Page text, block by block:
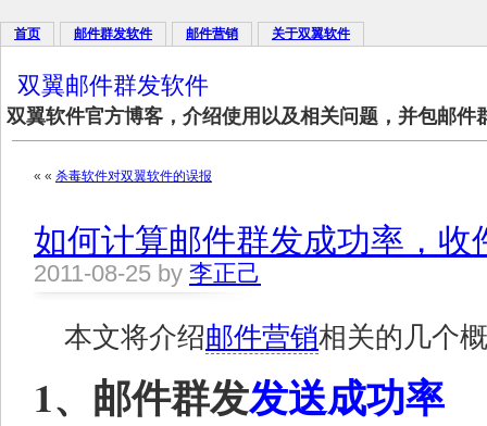
首页 邮件群发软件 邮件营销 关于双翼软件
双翼邮件群发软件
双翼软件官方博客，介绍使用以及相关问题，并包邮
« « 杀毒软件对双翼软件的误报
如何计算邮件群发成功率，
2011-08-25 by 李正己
本文将介绍邮件营销相关的几个
1、邮件群发发送成功率